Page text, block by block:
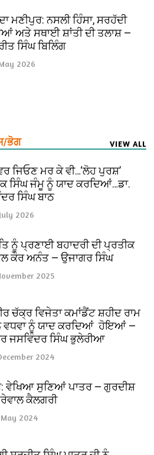
ਮਣੀਪੁਰ: ਨਸਲੀ ਹਿੰਸਾ, ਸਰਹੱਦੀ
ਅਤੇ ਸਥਾਈ ਸ਼ਾਂਤੀ ਦੀ ਤਲਾਸ਼ —
ਸਿੰਘ ਬਿਲਿੰਗ
2026
ਭੋਗ VIEW ALL
ਜਿਓਣ ਮਰ ਕੇ ਵੀ…‘ਲੋਹ ਪੁਰਸ਼’
ਸਿੰਘ ਜੰਮੂ ਨੂੰ ਯਾਦ ਕਰਦਿਆਂ…ਡਾ.
ਸਿੰਘ ਬਾਠ
2026
ਨੂੰ ਪ੍ਰਣਾਈ ਬਹਾਦਰੀ ਦੀ ਪ੍ਰਤੀਕ
ਕੌਰ ਅਨੰਤ — ਉਜਾਗਰ ਸਿੰਘ
2025
ਚੱਕ੍ਰ ਵਿਜੇਤਾ ਕਮਾਂਡੈਂਟ ਸ਼ਹੀਦ ਰਾਮ
ਵਧਵਾ ਨੂੰ ਯਾਦ ਕਰਦਿਆਂ ਹੋਇਆਂ —
ਜਸਵਿੰਦਰ ਸਿੰਘ ਭੁਲੇਰੀਆ
2024
ਵੇਖਿਆ ਸੁਣਿਆਂ ਪਾਤਰ — ਗੁਰਦੀਸ਼
ਕੈਲਗਰੀ
2024